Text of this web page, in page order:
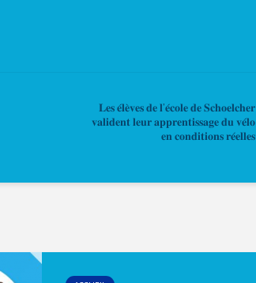
𝐋𝐞𝐬 𝐞́𝐥𝐞̀𝐯𝐞𝐬 𝐝𝐞 𝐥’𝐞́𝐜𝐨𝐥𝐞 𝐝𝐞 𝐒𝐜𝐡𝐨𝐞𝐥𝐜𝐡𝐞𝐫
𝐯𝐚𝐥𝐢𝐝𝐞𝐧𝐭 𝐥𝐞𝐮𝐫 𝐚𝐩𝐩𝐫𝐞𝐧𝐭𝐢𝐬𝐬𝐚𝐠𝐞 𝐝𝐮 𝐯𝐞́𝐥𝐨
𝐞𝐧 𝐜𝐨𝐧𝐝𝐢𝐭𝐢𝐨𝐧𝐬 𝐫𝐞́𝐞𝐥𝐥𝐞𝐬